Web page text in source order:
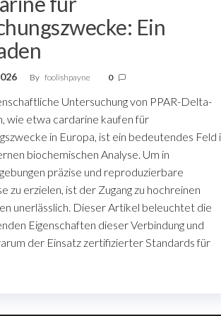
Ein
By foolishpayne 0
Untersuchung von PPAR-Delta-
wie etwa cardarine kaufen für
in Europa, ist ein bedeutendes Feld
biochemischen Analyse. Um in
präzise und reproduzierbare
zu erzielen, ist der Zugang zu hochreinen
unerlässlich. Dieser Artikel beleuchtet die
Eigenschaften dieser Verbindung und
der Einsatz zertifizierter Standards für